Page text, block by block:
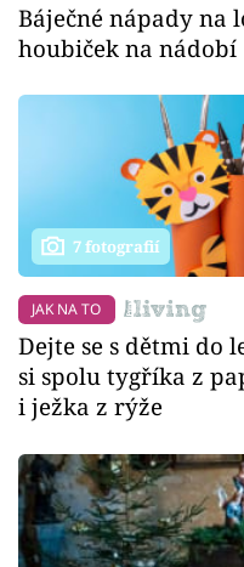
Báječné nápady
houbiček na nádobí
7 fotografií
JAK NA TO
Dejte se s dětmi do
si spolu tygříka z
i ježka z rýže